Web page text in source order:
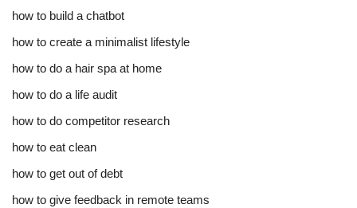
how to build a chatbot
how to create a minimalist lifestyle
how to do a hair spa at home
how to do a life audit
how to do competitor research
how to eat clean
how to get out of debt
how to give feedback in remote teams